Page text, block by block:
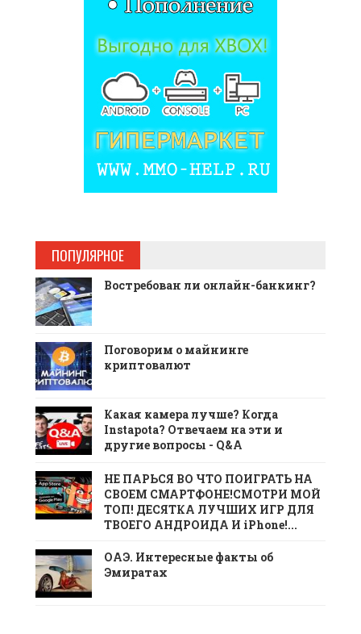
ПОПУЛЯРНОЕ
Востребован ли онлайн-банкинг?
Поговорим о майнинге
криптовалют
Какая камера лучше? Когда
Instapota? Отвечаем на эти и
другие вопросы - Q&A
НЕ ПАРЬСЯ ВО ЧТО ПОИГРАТЬ НА
СВОЕМ СМАРТФОНЕ!СМОТРИ МОЙ
ТОП! ДЕСЯТКА ЛУЧШИХ ИГР ДЛЯ
ТВОЕГО АНДРОИДА И iPhone!...
ОАЭ. Интересные факты об
Эмиратах